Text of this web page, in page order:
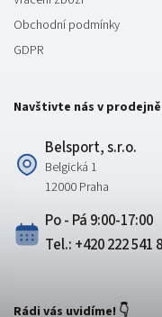
Obchodní podmínky
GDPR
Navštivte nás v prodejně
Belsport, s.r.o.
Belgická 1
12000 Praha
Po - Pá 9:00-17:00
Tel.: +420 222 541
Rádi vás uvidíme! 👇